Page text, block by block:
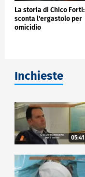
La storia di Chico Forti:
sconta l'ergastolo per
omicidio
Inchieste
05:41